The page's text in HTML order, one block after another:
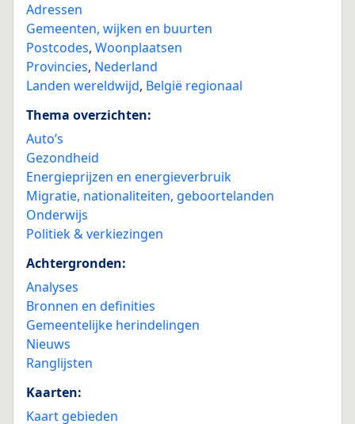
Adressen
Gemeenten, wijken en buurten
Postcodes, Woonplaatsen
Provincies, Nederland
Landen wereldwijd, België regionaal
Thema overzichten:
Auto’s
Gezondheid
Energieprijzen en energieverbruik
Migratie, nationaliteiten, geboortelanden
Onderwijs
Politiek & verkiezingen
Achtergronden:
Analyses
Bronnen en definities
Gemeentelijke herindelingen
Nieuws
Ranglijsten
Kaarten:
Kaart gebieden